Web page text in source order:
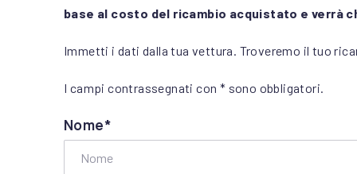
base al costo del ricambio acquistato e verrà
Immetti i dati dalla tua vettura. Troveremo il tuo
I campi contrassegnati con * sono obbligatori.
Nome*